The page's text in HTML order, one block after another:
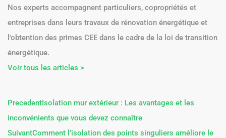
Nos experts accompagnent particuliers, copropriétés et
entreprises dans leurs travaux de rénovation énergétique et
l'obtention des primes CEE dans le cadre de la loi de transition
énergétique.
Voir tous les articles >
PrecedentIsolation mur extérieur : Les avantages et les
inconvénients que vous devez connaître
SuivantComment l’isolation des points singuliers améliore le